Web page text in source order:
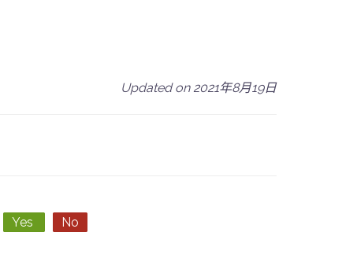
Updated on 2021年8月19日
Yes No